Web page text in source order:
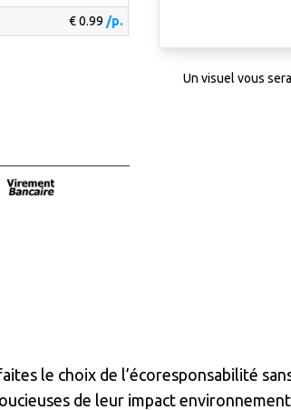
€ 0.99 /p.
Un visuel vous
le choix de l’écoresponsabilité
de leur impact